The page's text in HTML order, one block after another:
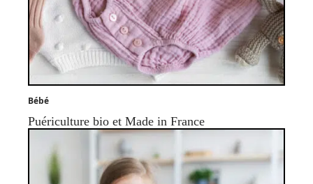
Bébé
Puériculture bio et Made in France